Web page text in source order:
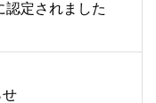
認定されました
せ